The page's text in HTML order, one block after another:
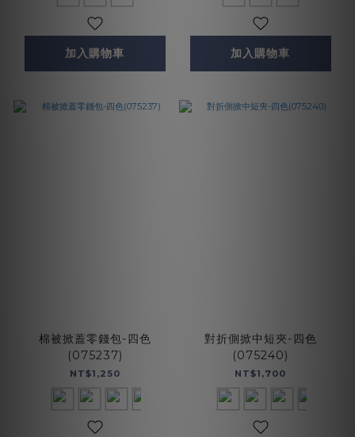
加入購物車 加入購物車
棉被掀蓋零錢包-四色
(075237)
NT$1,250
對折側掀中短夾-四色
(075240)
NT$1,700